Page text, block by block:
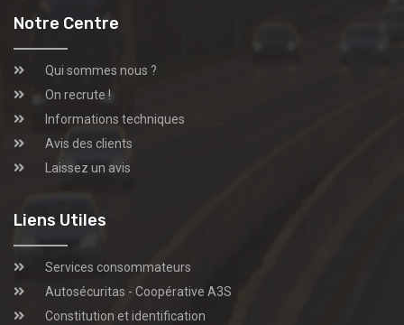
Notre Centre
Qui sommes nous ?
On recrute !
Informations techniques
Avis des clients
Laissez un avis
Liens Utiles
Services consommateurs
Autosécuritas - Coopérative A3S
Constitution et identification